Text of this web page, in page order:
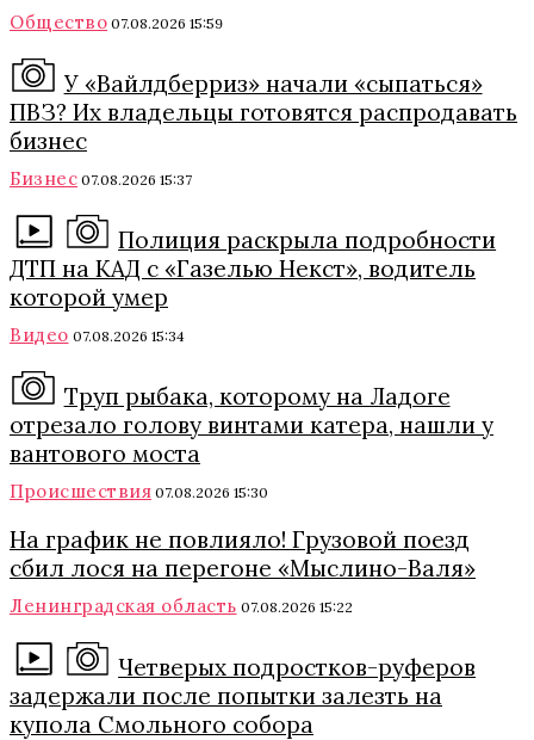
Общество 07.08.2026 15:59
У «Вайлдберриз» начали «сыпаться»
ПВЗ? Их владельцы готовятся распродавать
бизнес
Бизнес 07.08.2026 15:37
Полиция раскрыла подробности
ДТП на КАД с «Газелью Некст», водитель
которой умер
Видео 07.08.2026 15:34
Труп рыбака, которому на Ладоге
отрезало голову винтами катера, нашли у
вантового моста
Происшествия 07.08.2026 15:30
На график не повлияло! Грузовой поезд
сбил лося на перегоне «Мыслино-Валя»
Ленинградская область 07.08.2026 15:22
Четверых подростков-руферов
задержали после попытки залезть на
купола Смольного собора